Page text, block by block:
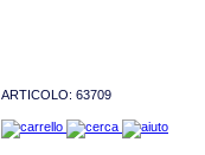
ARTICOLO: 63709